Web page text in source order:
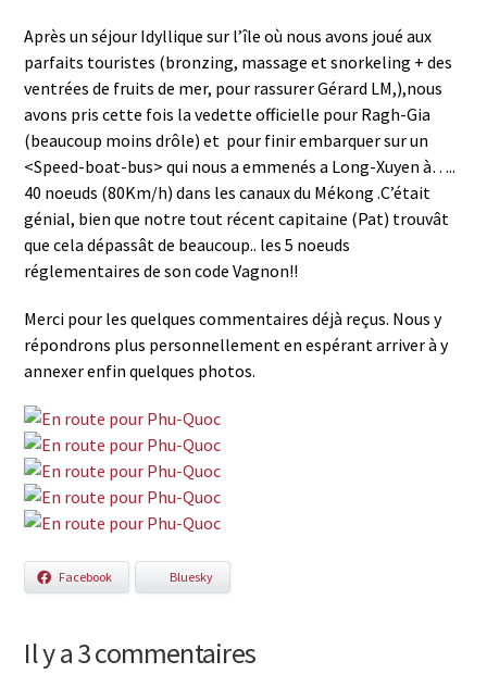
Après un séjour Idyllique sur l’île où nous avons joué aux
parfaits touristes (bronzing, massage et snorkeling + des
ventrées de fruits de mer, pour rassurer Gérard LM,),nous
avons pris cette fois la vedette officielle pour Ragh-Gia
(beaucoup moins drôle) et pour finir embarquer sur un
<Speed-boat-bus> qui nous a emmenés a Long-Xuyen à…..
40 noeuds (80Km/h) dans les canaux du Mékong .C’était
génial, bien que notre tout récent capitaine (Pat) trouvât
que cela dépassât de beaucoup.. les 5 noeuds
réglementaires de son code Vagnon!!
Merci pour les quelques commentaires déjà reçus. Nous y
répondrons plus personnellement en espérant arriver à y
annexer enfin quelques photos.
Facebook Bluesky
Il y a 3 commentaires